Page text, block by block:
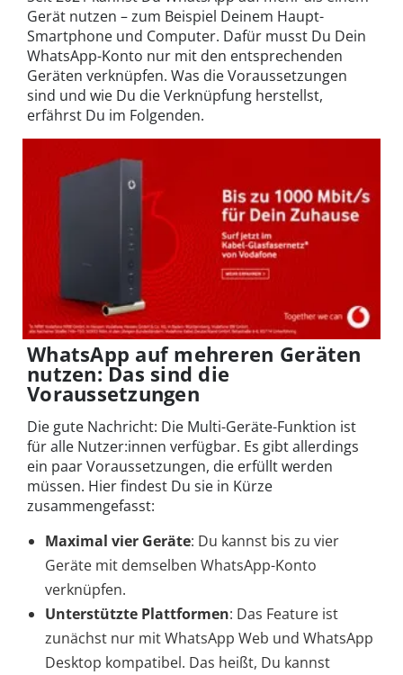
Gerät nutzen – zum Beispiel Deinem Haupt-
Smartphone und Computer. Dafür musst Du Dein
WhatsApp-Konto nur mit den entsprechenden
Geräten verknüpfen. Was die Voraussetzungen
sind und wie Du die Verknüpfung herstellst,
erfährst Du im Folgenden.
WhatsApp auf mehreren Geräten
nutzen: Das sind die
Voraussetzungen
Die gute Nachricht: Die Multi-Geräte-Funktion ist
für alle Nutzer:innen verfügbar. Es gibt allerdings
ein paar Voraussetzungen, die erfüllt werden
müssen. Hier findest Du sie in Kürze
zusammengefasst:
Maximal vier Geräte: Du kannst bis zu vier
Geräte mit demselben WhatsApp-Konto
verknüpfen.
Unterstützte Plattformen: Das Feature ist
zunächst nur mit WhatsApp Web und WhatsApp
Desktop kompatibel. Das heißt, Du kannst